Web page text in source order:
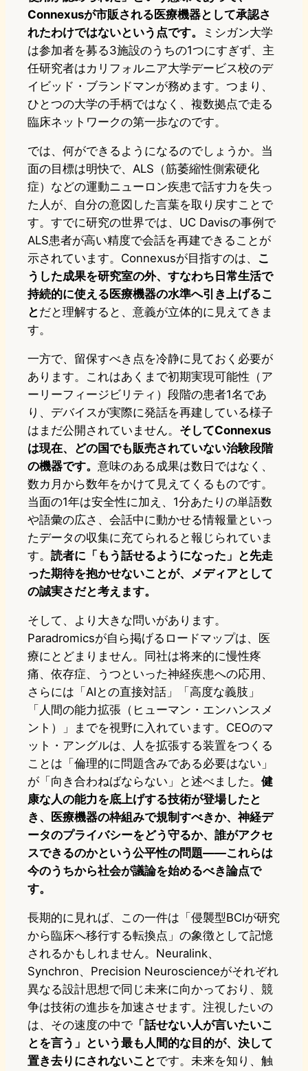
Connexusが市販される医療機器として承認さ
れたわけではないという点です。
ミシガン大学
は参加者を募る3施設のうちの1つにすぎず、主
任研究者はカリフォルニア大学デービス校のデ
イビッド・ブランドマンが務めます。つまり、
ひとつの大学の手柄ではなく、複数拠点で走る
臨床ネットワークの第一歩なのです。
では、何ができるようになるのでしょうか。当
面の目標は明快で、ALS（筋萎縮性側索硬化
症）などの運動ニューロン疾患で話す力を失っ
た人が、自分の意図した言葉を取り戻すことで
す。すでに研究の世界では、UC Davisの事例で
ALS患者が高い精度で会話を再建できることが
示されています。Connexusが目指すのは、 こ
うした成果を研究室の外、すなわち日常生活で
持続的に使える医療機器の水準へ引き上げるこ
とだと理解すると、意義が立体的に見えてきま
す。
一方で、留保すべき点を冷静に見ておく必要が
あります。これはあくまで初期実現可能性（ア
ーリーフィージビリティ）段階の患者1名であ
り、デバイスが実際に発話を再建している様子
はまだ公開されていません。 そしてConnexus
は現在、どの国でも販売されていない治験段階
の機器です。 意味のある成果は数日ではなく、
数カ月から数年をかけて見えてくるものです。
当面の1年は安全性に加え、1分あたりの単語数
や語彙の広さ、会話中に動かせる情報量といっ
たデータの収集に充てられると報じられていま
す。 読者に「もう話せるようになった」と先走
った期待を抱かせないことが、メディアとして
の誠実さだと考えます。
そして、より大きな問いがあります。
Paradromicsが自ら掲げるロードマップは、医
療にとどまりません。同社は将来的に慢性疼
痛、依存症、うつといった神経疾患への応用、
さらには「AIとの直接対話」「高度な義肢」
「人間の能力拡張（ヒューマン・エンハンスメ
ント）」までを視野に入れています。CEOのマ
ット・アングルは、人を拡張する装置をつくる
ことは「倫理的に問題含みである必要はない」
が「向き合わねばならない」と述べました。 健
康な人の能力を底上げする技術が登場したと
き、医療機器の枠組みで規制すべきか、神経デ
ータのプライバシーをどう守るか、誰がアクセ
スできるのかという公平性の問題——これらは
今のうちから社会が議論を始めるべき論点で
す。
長期的に見れば、この一件は「侵襲型BCIが研究
から臨床へ移行する転換点」の象徴として記憶
されるかもしれません。Neuralink、
Synchron、Precision Neuroscienceがそれぞれ
異なる設計思想で同じ未来に向かっており、競
争は技術の進歩を加速させます。注視したいの
は、その速度の中で「話せない人が言いたいこ
とを言う」という最も人間的な目的が、決して
置き去りにされないことです。未来を知り、触